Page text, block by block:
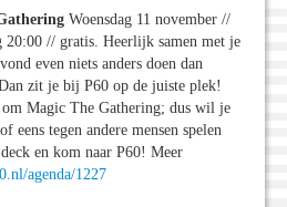
Woensdag 11 november //
20:00 // gratis. Heerlijk samen met je
even niets anders doen dan
zit je bij P60 op de juiste plek!
Magic The Gathering; dus wil je
eens tegen andere mensen spelen
en kom naar P60! Meer
agenda/1227